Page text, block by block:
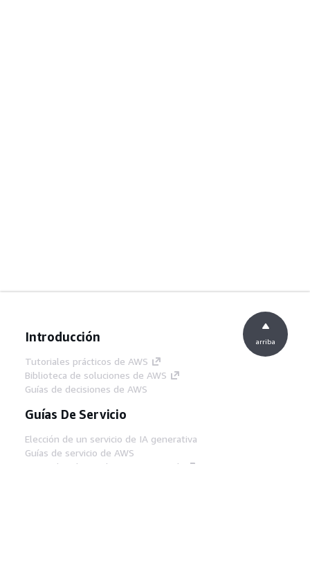
Introducción
Tutoriales prácticos de AWS
Biblioteca de soluciones de AWS
Guías de decisiones de AWS
Guías De Servicio
Elección de un servicio de IA generativa
Guías de servicio de AWS
Tutoriales de CLI de AWS en GitHub
arriba